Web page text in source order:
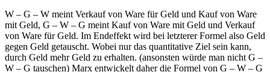
W – G – W meint Verkauf von Ware für Geld und Kauf von Ware
mit Geld, G – W – G meint Kauf von Ware mit Geld und Verkauf
von Ware für Geld. Im Endeffekt wird bei letzterer Formel also Geld
gegen Geld getauscht. Wobei nur das quantitative Ziel sein kann,
durch Geld mehr Geld zu erhalten. (ansonsten würde man nicht G –
W – G tauschen) Marx entwickelt daher die Formel von G – W – G